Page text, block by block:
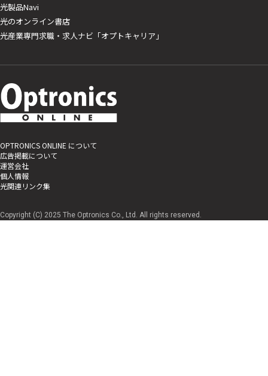
光製品Navi
光のオンライン書店
光産業専門求職・求人ナビ「オプトキャリア」
OPTRONICS ONLINE について
広告掲載について
運営会社
個人情報
光関連リンク集
Copyright (C) 2025 The Optronics Co., Ltd. All rights reserved.